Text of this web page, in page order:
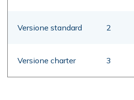
Versione standard 2
Versione charter 3